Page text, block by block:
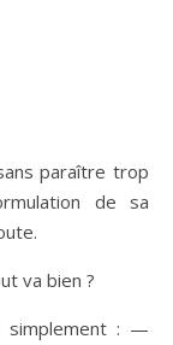
paraître trop
de sa
va bien ?
simplement : —